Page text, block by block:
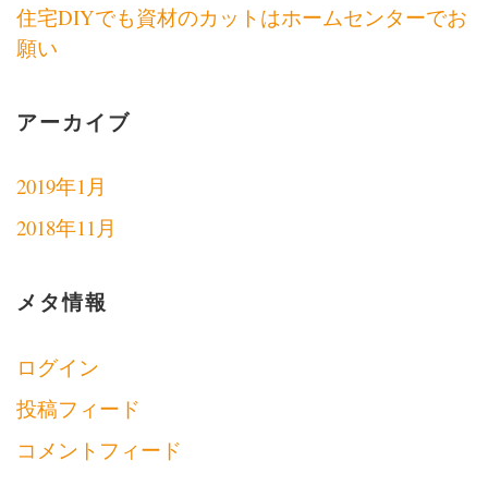
住宅DIYでも資材のカットはホームセンターでお
願い
アーカイブ
2019年1月
2018年11月
メタ情報
ログイン
投稿フィード
コメントフィード